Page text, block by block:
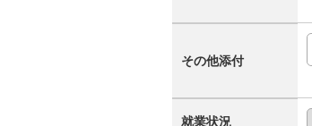
その他添付
就業状況